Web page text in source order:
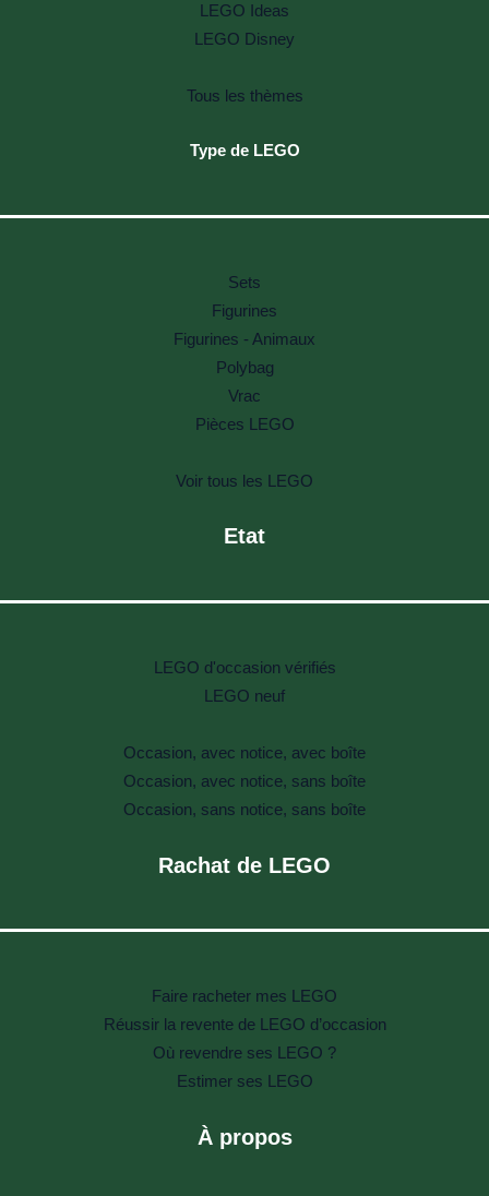
LEGO Ideas
LEGO Disney
Tous les thèmes
Type de LEGO
Sets
Figurines
Figurines - Animaux
Polybag
Vrac
Pièces LEGO
Voir tous les LEGO
Etat
LEGO d'occasion vérifiés
LEGO neuf
Occasion, avec notice, avec boîte
Occasion, avec notice, sans boîte
Occasion, sans notice, sans boîte
Rachat de LEGO
Faire racheter mes LEGO
Réussir la revente de LEGO d’occasion
Où revendre ses LEGO ?
Estimer ses LEGO
À propos